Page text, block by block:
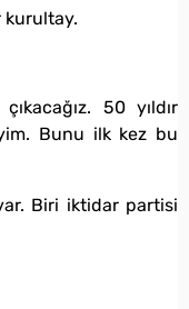
kurultay.
50 yıldır
Bunu ilk kez bu
Biri iktidar partisi